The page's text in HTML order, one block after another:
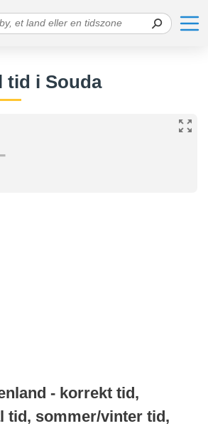
tid i Souda
- korrekt tid,
tid, sommer/vinter tid,